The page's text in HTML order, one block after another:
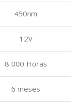
450nm
12V
8 000 Horas
6 meses